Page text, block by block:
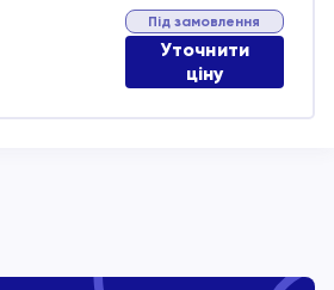
Під замовлення
Уточнити
ціну